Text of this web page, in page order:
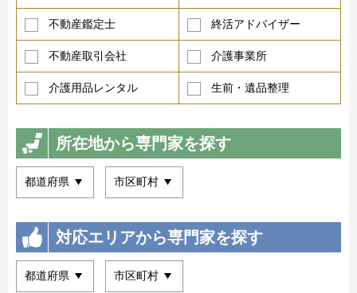
不動産鑑定士 終活アドバイザー
不動産取引会社 介護事業所
介護用品レンタル 生前・遺品整理
所在地から専門家を探す
対応エリアから専門家を探す